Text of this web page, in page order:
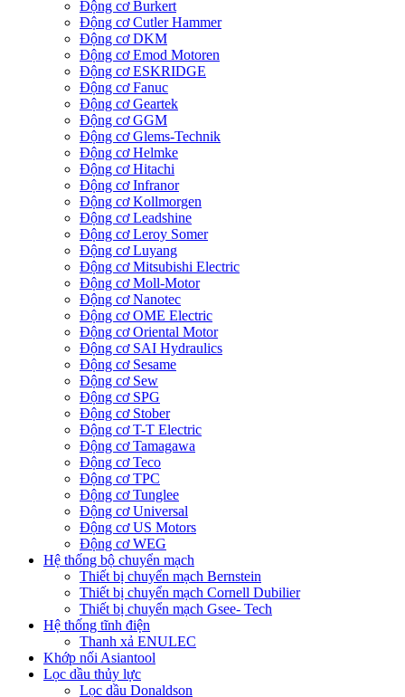
Động cơ Burkert
Động cơ Cutler Hammer
Động cơ DKM
Động cơ Emod Motoren
Động cơ ESKRIDGE
Động cơ Fanuc
Động cơ Geartek
Động cơ GGM
Động cơ Glems-Technik
Động cơ Helmke
Động cơ Hitachi
Động cơ Infranor
Động cơ Kollmorgen
Động cơ Leadshine
Động cơ Leroy Somer
Động cơ Luyang
Động cơ Mitsubishi Electric
Động cơ Moll-Motor
Động cơ Nanotec
Động cơ OME Electric
Động cơ Oriental Motor
Động cơ SAI Hydraulics
Động cơ Sesame
Động cơ Sew
Động cơ SPG
Động cơ Stober
Động cơ T-T Electric
Động cơ Tamagawa
Động cơ Teco
Động cơ TPC
Động cơ Tunglee
Động cơ Universal
Động cơ US Motors
Động cơ WEG
Hệ thống bộ chuyển mạch
Thiết bị chuyển mạch Bernstein
Thiết bị chuyển mạch Cornell Dubilier
Thiết bị chuyển mạch Gsee- Tech
Hệ thống tĩnh điện
Thanh xả ENULEC
Khớp nối Asiantool
Lọc dầu thủy lực
Lọc dầu Donaldson